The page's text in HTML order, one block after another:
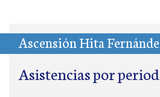
Ascensión Hita
Asistencias por